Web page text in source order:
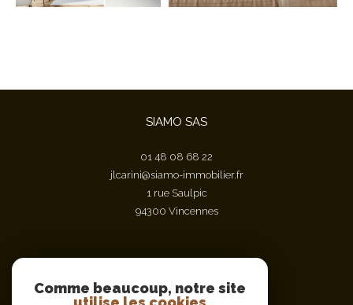
SIAMO SAS
01 48 08 68 22
jlcarini@siamo-immobilier.fr
1 rue Saulpic
94300
vincennes
Comme beaucoup, notre site